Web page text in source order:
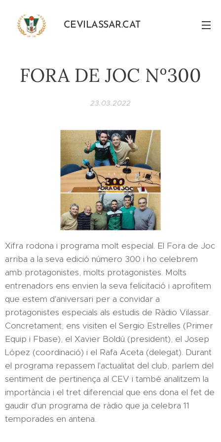
CEVILASSAR.CAT
FORA DE JOC Nº300
23.03.2022
Xifra rodona i programa molt especial. El Fora de Joc
arriba a la seva edició número 300 i ho celebrem
amb protagonistes, molts protagonistes. Molts
entrenadors ens envien la seva felicitació i aprofitem
que estem d'aniversari per a convidar a
protagonistes especials als estudis de Ràdio Vilassar.
Concretament, ens visiten el Sergio Estrelles (Primer
Equip i Fbase), el Xavier Boldú (president), el Josep
López (coordinació) i el Rafa Aceta (delegat). Durant
el programa repassem l'actualitat del club, parlem del
sentiment de pertinença al CEV i també analitzem la
importància i el tret diferencial que ens dona el fet de
gaudir d'un programa de ràdio que ja celebra 11
temporades en antena.